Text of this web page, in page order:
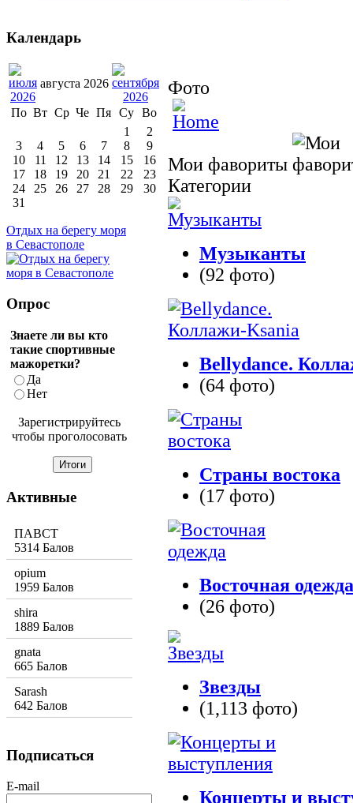
Фото
Мои фавориты
Категории
Музыканты
(92 фото)
Bellydance.
(64 фото)
Страны востока
(17 фото)
Восточная одежда
(26 фото)
Звезды
(1,113 фото)
Концерты и
Календарь
августа 2026
По Вт Ср Че Пя Су Во
1
2
3
4 5 6 7 8
9
10
11 12 13 14 15
16
17
18 19 20 21 22
23
24
25 26 27 28 29
30
31
Отдых на берегу моря
в Севастополе
Опрос
Знаете ли вы кто
такие спортивные
мажоретки?
Да
Нет
Зарегистрируйтесь
чтобы проголосовать
Активные
ПАВСТ
5314 Балов
opium
1959 Балов
shira
1889 Балов
gnata
665 Балов
Sarash
642 Балов
Подписаться
E-mail